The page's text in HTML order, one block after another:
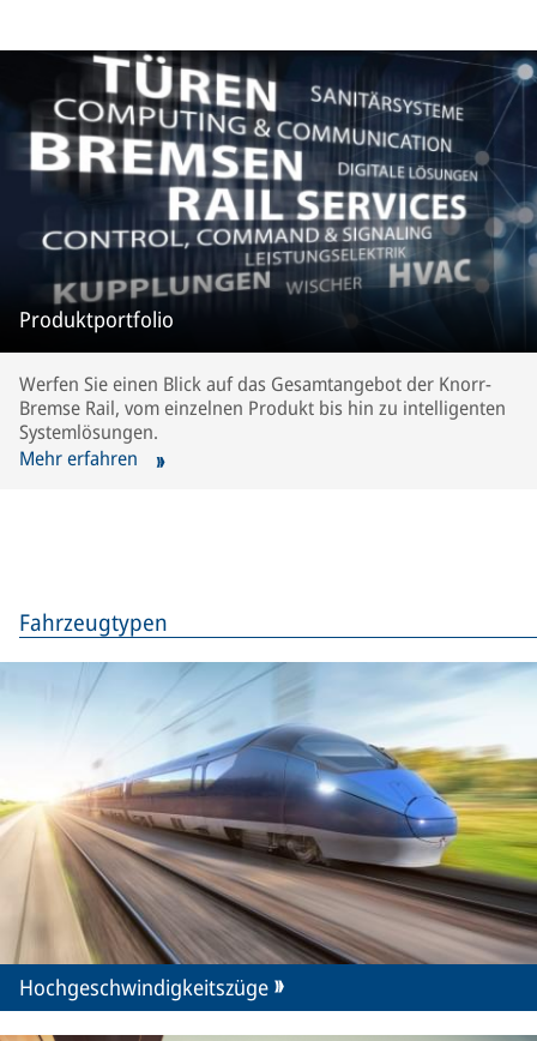
Produktportfolio
Werfen Sie einen Blick auf das Gesamtangebot der Knorr-
Bremse Rail, vom einzelnen Produkt bis hin zu intelligenten
Systemlösungen.
Mehr erfahren
Fahrzeugtypen
Hochgeschwindigkeitszüge